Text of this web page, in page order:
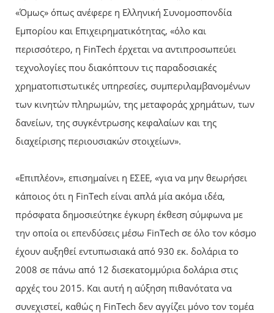
«Όμως» όπως ανέφερε η Ελληνική Συνομοσπονδία
Εμπορίου και Επιχειρηματικότητας, «όλο και
περισσότερο, η FinTech έρχεται να αντιπροσωπεύει
τεχνολογίες που διακόπτουν τις παραδοσιακές
χρηματοπιστωτικές υπηρεσίες, συμπεριλαμβανομένων
των κινητών πληρωμών, της μεταφοράς χρημάτων, των
δανείων, της συγκέντρωσης κεφαλαίων και της
διαχείρισης περιουσιακών στοιχείων».
«Επιπλέον», επισημαίνει η ΕΣΕΕ, «για να μην θεωρήσει
κάποιος ότι η FinTech είναι απλά μία ακόμα ιδέα,
πρόσφατα δημοσιεύτηκε έγκυρη έκθεση σύμφωνα με
την οποία οι επενδύσεις μέσω FinTech σε όλο τον κόσμο
έχουν αυξηθεί εντυπωσιακά από 930 εκ. δολάρια το
2008 σε πάνω από 12 δισεκατομμύρια δολάρια στις
αρχές του 2015. Και αυτή η αύξηση πιθανότατα να
συνεχιστεί, καθώς η FinTech δεν αγγίζει μόνο τον τομέα